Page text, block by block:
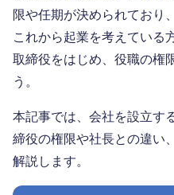
限や任期が決められており
これから起業を考えている
取締役をはじめ、役職の権
う。
本記事では、会社を設立す
締役の権限や社長との違い
解説します。